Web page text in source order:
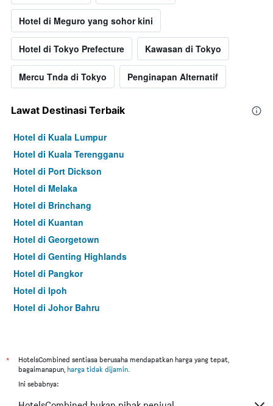
Hotel di Meguro yang sohor kini
Hotel di Tokyo Prefecture Kawasan di Tokyo
Mercu Tnda di Tokyo Penginapan Alternatif
Lawat Destinasi Terbaik
Hotel di Kuala Lumpur
Hotel di Kuala Terengganu
Hotel di Port Dickson
Hotel di Melaka
Hotel di Brinchang
Hotel di Kuantan
Hotel di Georgetown
Hotel di Genting Highlands
Hotel di Pangkor
Hotel di Ipoh
Hotel di Johor Bahru
Hotel di Kuching
Hotel di Batu Feringgi
*
HotelsCombined sentiasa berusaha mendapatkan harga yang tepat,
bagaimanapun, harga tidak dijamin.
Ini sebabnya: